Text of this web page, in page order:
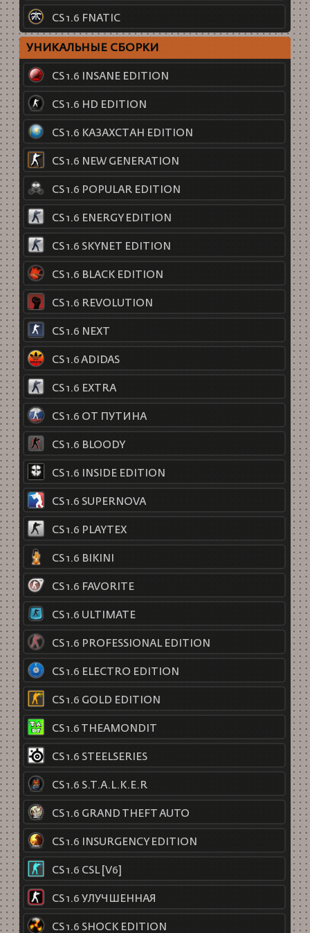
CS 1.6 FNATIC
УНИКАЛЬНЫЕ СБОРКИ
CS 1.6 INSANE EDITION
CS 1.6 HD EDITION
CS 1.6 КАЗАХСТАН EDITION
CS 1.6 NEW GENERATION
CS 1.6 POPULAR EDITION
CS 1.6 ENERGY EDITION
CS 1.6 SKYNET EDITION
CS 1.6 BLACK EDITION
CS 1.6 REVOLUTION
CS 1.6 NEXT
CS 1.6 ADIDAS
CS 1.6 EXTRA
CS 1.6 ОТ ПУТИНА
CS 1.6 BLOODY
CS 1.6 INSIDE EDITION
CS 1.6 SUPERNOVA
CS 1.6 PLAYTEX
CS 1.6 BIKINI
CS 1.6 FAVORITE
CS 1.6 ULTIMATE
CS 1.6 PROFESSIONAL EDITION
CS 1.6 ELECTRO EDITION
CS 1.6 GOLD EDITION
CS 1.6 THEAMONDIT
CS 1.6 STEELSERIES
CS 1.6 S.T.A.L.K.E.R
CS 1.6 GRAND THEFT AUTO
CS 1.6 INSURGENCY EDITION
CS 1.6 CSL [V6]
CS 1.6 УЛУЧШЕННАЯ
CS 1.6 SHOCK EDITION